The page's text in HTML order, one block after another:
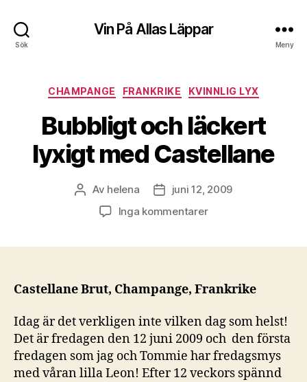
Sök
Vin På Allas Läppar
Meny
Kategorier
CHAMPANGE FRANKRIKE KVINNLIG LYX
Bubbligt och läckert
lyxigt med Castellane
Inläggsförfattare
Av helena Inläggsdatum
juni 12, 2009
Inga kommentarertill
med
Castellane Brut, Champange, Frankrike
Idag är det verkligen inte vilken dag som helst!
Det är fredagen den 12 juni 2009 och den första
fredagen som jag och Tommie har fredagsmys
med våran lilla Leon! Efter 12 veckors spännd